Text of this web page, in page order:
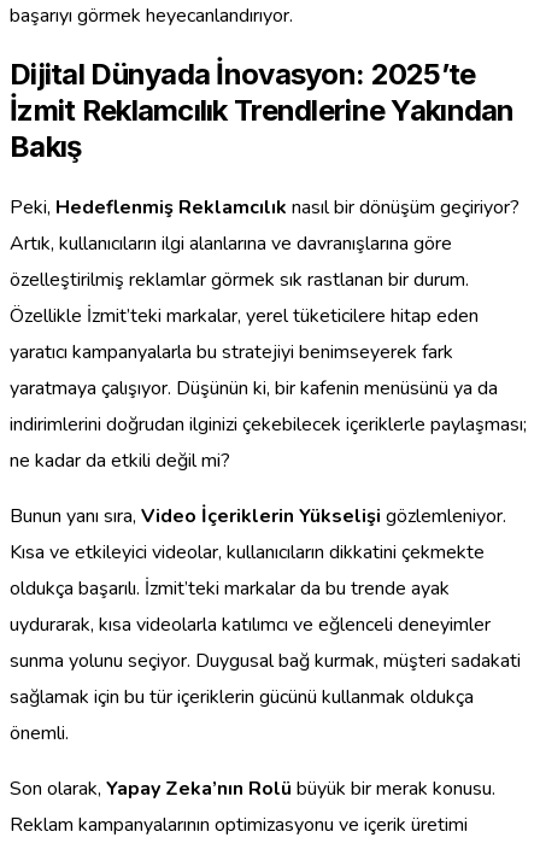
başarıyı görmek heyecanlandırıyor.
Dijital Dünyada İnovasyon: 2025’te
İzmit Reklamcılık Trendlerine Yakından
Bakış
Peki, Hedeflenmiş Reklamcılık nasıl bir dönüşüm geçiriyor?
Artık, kullanıcıların ilgi alanlarına ve davranışlarına göre
özelleştirilmiş reklamlar görmek sık rastlanan bir durum.
Özellikle İzmit’teki markalar, yerel tüketicilere hitap eden
yaratıcı kampanyalarla bu stratejiyi benimseyerek fark
yaratmaya çalışıyor. Düşünün ki, bir kafenin menüsünü ya da
indirimlerini doğrudan ilginizi çekebilecek içeriklerle paylaşması;
ne kadar da etkili değil mi?
Bunun yanı sıra, Video İçeriklerin Yükselişi gözlemleniyor.
Kısa ve etkileyici videolar, kullanıcıların dikkatini çekmekte
oldukça başarılı. İzmit’teki markalar da bu trende ayak
uydurarak, kısa videolarla katılımcı ve eğlenceli deneyimler
sunma yolunu seçiyor. Duygusal bağ kurmak, müşteri sadakati
sağlamak için bu tür içeriklerin gücünü kullanmak oldukça
önemli.
Son olarak, Yapay Zeka’nın Rolü büyük bir merak konusu.
Reklam kampanyalarının optimizasyonu ve içerik üretimi